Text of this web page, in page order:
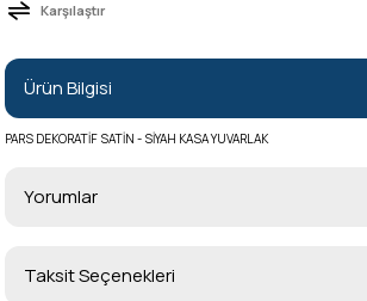
Karşılaştır
Ürün Bilgisi
PARS DEKORATİF SATİN - SİYAH KASA YUVARLAK
Yorumlar
Bu ürüne ilk yorumu siz yapın!
Taksit Seçenekleri